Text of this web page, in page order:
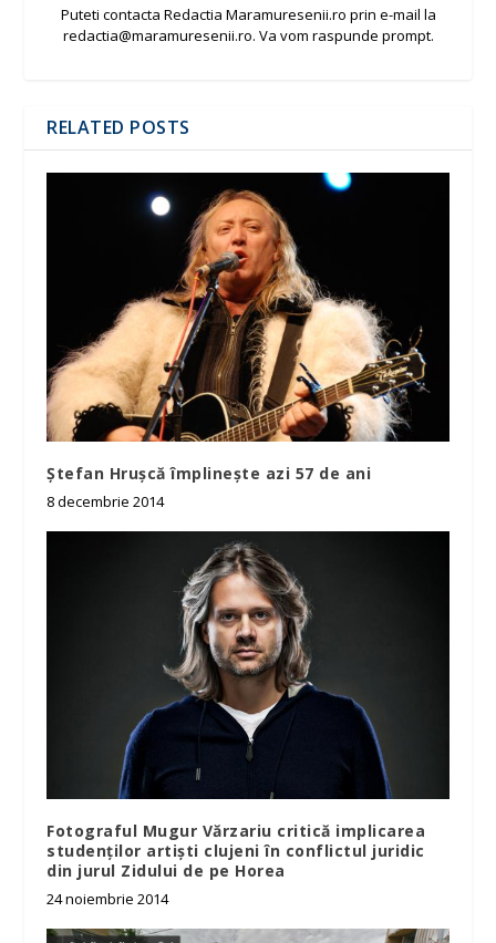
Puteti contacta Redactia Maramuresenii.ro prin e-mail la
redactia@maramuresenii.ro. Va vom raspunde prompt.
RELATED POSTS
Ștefan Hrușcă împlinește azi 57 de ani
8 decembrie 2014
Fotograful Mugur Vărzariu critică implicarea
studenților artiști clujeni în conflictul juridic
din jurul Zidului de pe Horea
24 noiembrie 2014